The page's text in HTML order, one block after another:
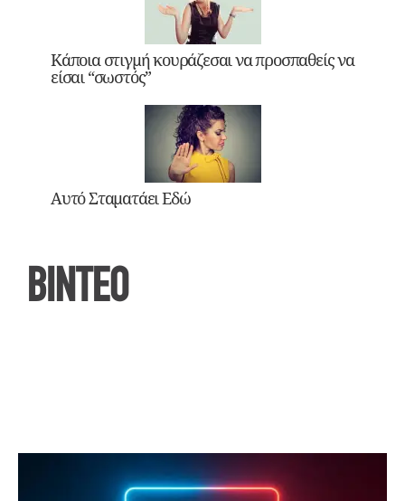
Κάποια στιγμή κουράζεσαι να προσπαθείς να
είσαι “σωστός”
Αυτό Σταματάει Εδώ
ΒΙΝΤΕΟ